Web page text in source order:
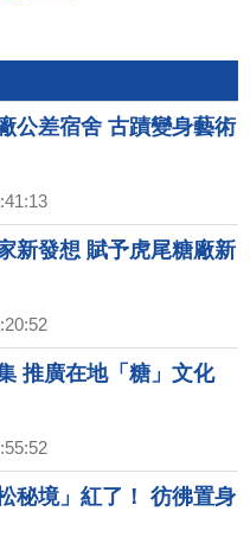
公差宿舍 古蹟變身藝術
新發想 賦予虎尾糖廠新
推廣在地「糖」文化
秘境」紅了！ 彷彿置身